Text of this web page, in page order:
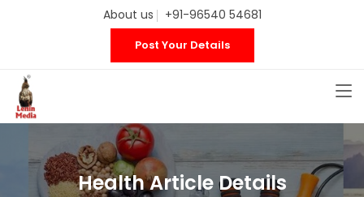
About us +91-96540 54681
Post Your Details
Health Article Details